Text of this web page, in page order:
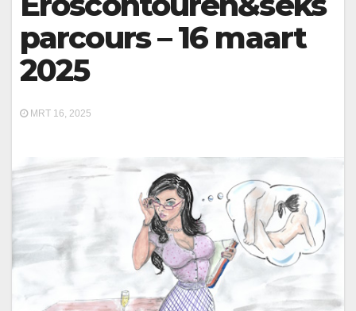
parcours – 16 maart
2025
MRT 16, 2025